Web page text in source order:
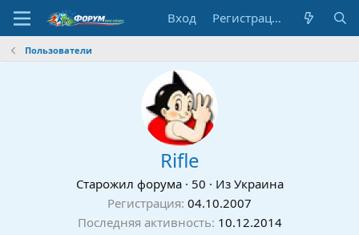
Вход Регистрация
Пользователи
Rifle
Старожил форума · 50 · Из Украина
Регистрация 04.10.2007
Последняя активность 10.12.2014